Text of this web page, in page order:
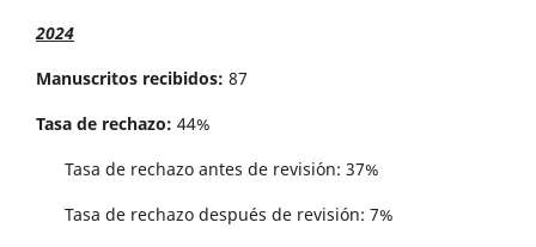
2024
Manuscritos recibidos: 87
Tasa de rechazo: 44%
Tasa de rechazo antes de revisi´on: 37%
Tasa de rechazo después de revisión: 7%